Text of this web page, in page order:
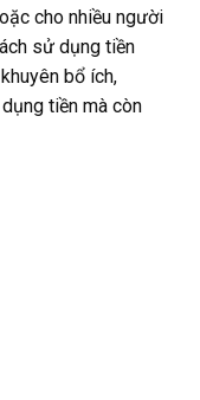
cho nhiều người
sử dụng tiền
bổ ích,
tiền mà còn